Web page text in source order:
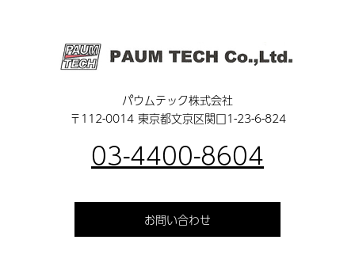
パウムテック株式会社
〒112-0014 東京都文京区関口1-23-6-824
03-4400-8604
お問い合わせ